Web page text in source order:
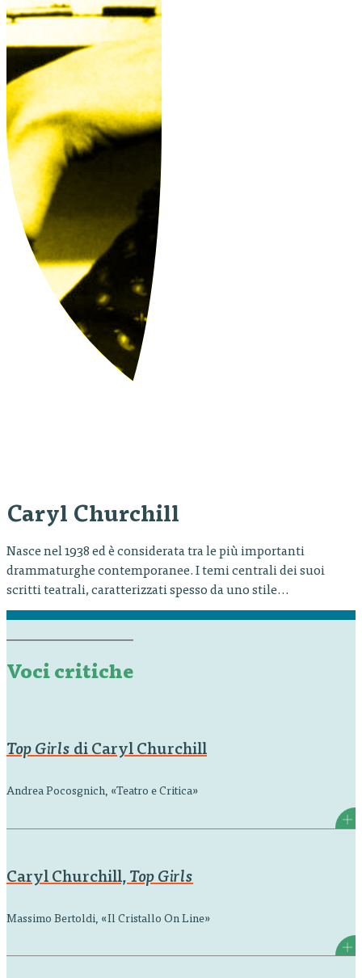
Caryl Churchill
Nasce nel 1938 ed è considerata tra le più importanti
drammaturghe contemporanee. I temi centrali dei suoi
scritti teatrali, caratterizzati spesso da uno stile
frammentario legato alle forme del postmodernismo, sono
Girls del 1982, tra…
Voci critiche
Top Girls di Caryl Churchill
Andrea Pocosgnich, «Teatro e Critica»
Caryl Churchill, Top Girls
Massimo Bertoldi, «Il Cristallo On Line»